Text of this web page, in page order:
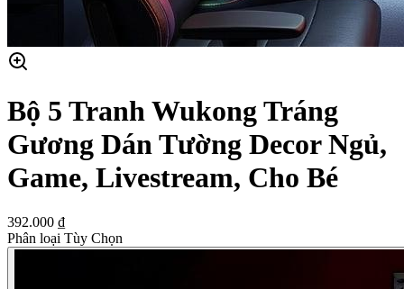
Bộ 5 Tranh Wukong Tráng
Gương Dán Tường Decor Ngủ,
Game, Livestream, Cho Bé
392.000 ₫
Phân loại Tùy Chọn